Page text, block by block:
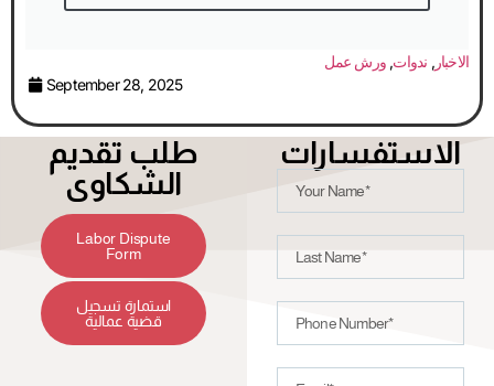
الاخبار, ندوات,ورش عمل
September 28, 2025
طلب تقديم
الشكاوى
Labor Dispute
Form
استمارة تسجيل
قضية عمالية
الاستفسارات